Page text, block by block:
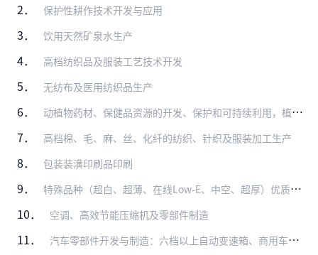
2． 保护性耕作技术开发与应用
3． 饮用天然矿泉水生产
4． 高档纺织品及服装工艺技术开发
5． 无纺布及医用纺织品生产
6． 动植物药材、保健品资源的开发、保护和可持续利用，植物花叶根茎产品研发、籽粒榨油深加工（列入《外商投资产业指导目录》限制类、禁止类的除外）
7． 高档棉、毛、麻、丝、化纤的纺织、针织及服装加工生产
8． 包装装潢印刷品印刷
9． 特殊品种（超白、超薄、在线Low-E、中空、超厚）优质浮法玻璃技术开发及深加工
10． 空调、高效节能压缩机及零部件制造
11． 汽车零部件开发与制造：六档以上自动变速箱、商用车用高功率密度驱动桥、随动前照灯系统、LED前照灯、轻量化材料应用（高强钢、铝镁合金、碳纤维、复合塑料、粉末冶金、…